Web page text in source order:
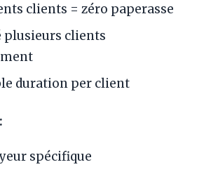
clients = zéro paperasse
plusieurs clients
duration per client
spécifique